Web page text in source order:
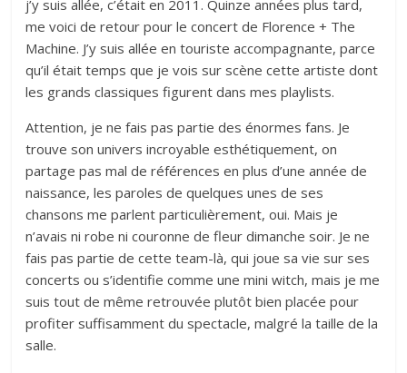
j’y suis allée, c’était en 2011. Quinze années plus tard,
me voici de retour pour le concert de Florence + The
Machine. J’y suis allée en touriste accompagnante, parce
qu’il était temps que je vois sur scène cette artiste dont
les grands classiques figurent dans mes playlists.
Attention, je ne fais pas partie des énormes fans. Je
trouve son univers incroyable esthétiquement, on
partage pas mal de références en plus d’une année de
naissance, les paroles de quelques unes de ses
chansons me parlent particulièrement, oui. Mais je
n’avais ni robe ni couronne de fleur dimanche soir. Je ne
fais pas partie de cette team-là, qui joue sa vie sur ses
concerts ou s’identifie comme une mini witch, mais je me
suis tout de même retrouvée plutôt bien placée pour
profiter suffisamment du spectacle, malgré la taille de la
salle.